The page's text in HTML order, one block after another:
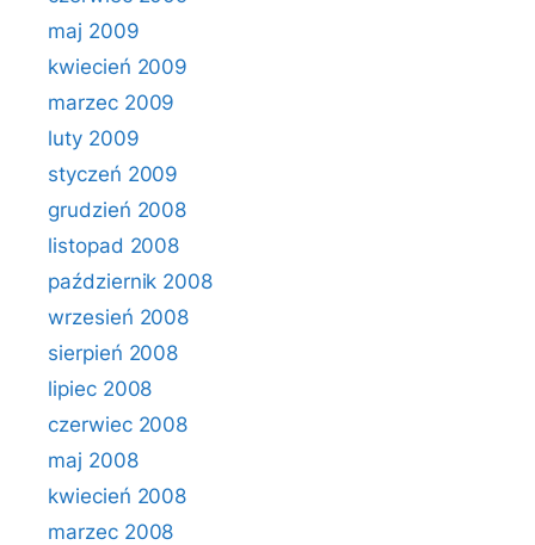
maj 2009
kwiecień 2009
marzec 2009
luty 2009
styczeń 2009
grudzień 2008
listopad 2008
październik 2008
wrzesień 2008
sierpień 2008
lipiec 2008
czerwiec 2008
maj 2008
kwiecień 2008
marzec 2008